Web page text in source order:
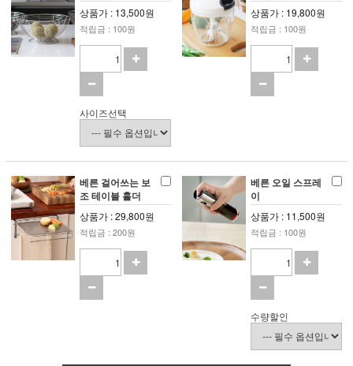
상품가 : 13,500원
적립금 : 100원
사이즈선택
상품가 : 19,800원
적립금 : 100원
베른 걸어쓰는 보
조 테이블 홀더
상품가 : 29,800원
적립금 : 200원
베른 오일 스프레
이
상품가 : 11,500원
적립금 : 100원
수량할인